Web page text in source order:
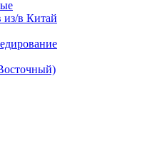
из/в Китай